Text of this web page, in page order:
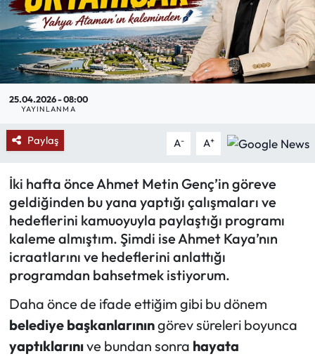
25.04.2026 - 08:00
YAYINLANMA
Paylaş A- A+
İki hafta önce Ahmet Metin Genç’in göreve
geldiğinden bu yana yaptığı çalışmaları ve
hedeflerini kamuoyuyla paylaştığı programı
kaleme almıştım. Şimdi ise Ahmet Kaya’nın
icraatlarını ve hedeflerini anlattığı
programdan bahsetmek istiyorum.
Daha önce de ifade ettiğim gibi bu dönem
belediye başkanlarınıngörev süreleri boyunca
yaptıklarınıve bundan sonra hayata
Mektup Galeri
Röportaj
Manşet
Köşe Yazıları
BIK
ASTROLOJİ
Spor Yazıları
Mektup Galeri
Ekonomi